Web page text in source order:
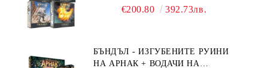
BOARD GAME EXPANSIONS -
€200.80 392.73лв.
БЪНДЪЛ - ИЗГУБЕНИТЕ РУИНИ
НА АРНАК + ВОДАЧИ НА